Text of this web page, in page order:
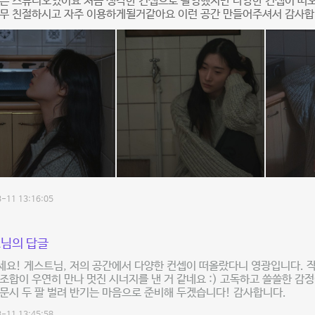
친절하시고 자주 이용하게될거같아요 이런 공간 만들어주셔서 감사
11 13:16:05
의 답글
요! 게스트님, 저의 공간에서 다양한 컨셉이 떠올랐다니 영광입니다.
합이 우연히 만나 멋진 시너지를 낸 거 같네요 :) 고독하고 쓸쓸한 감
시 두 팔 벌려 반기는 마음으로 준비해 두겠습니다! 감사합니다.